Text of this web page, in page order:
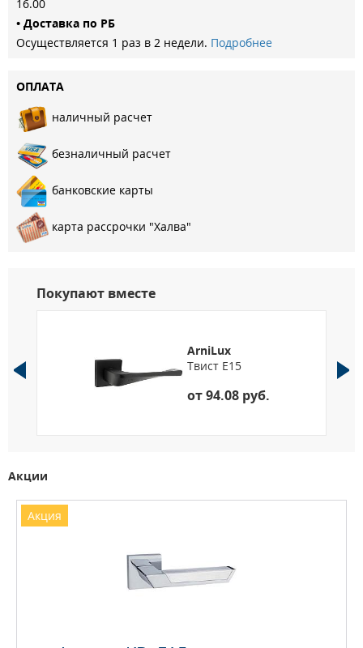
16.00
• Доставка по РБ
Осуществляется 1 раз в 2 недели. Подробнее
ОПЛАТА
наличный расчет
безналичный расчет
банковские карты
карта рассрочки "Халва"
Покупают вместе
ArniLux
Твист E15
от 94.08 руб.
Акции
Акция